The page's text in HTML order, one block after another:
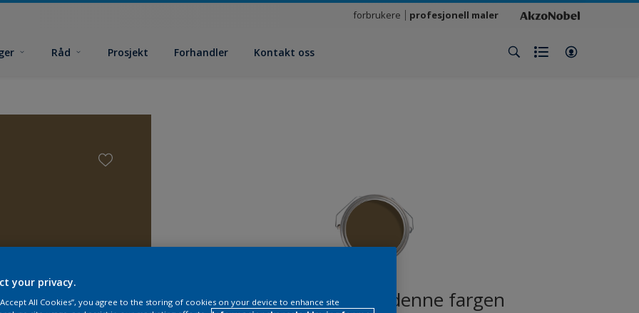
forbrukere profesjonell maler
Råd Prosjekt Forhandler Kontakt oss
Finn et produkt i denne fargen
your privacy.
All Cookies”, you agree to the storing of cookies on your device to enhance site